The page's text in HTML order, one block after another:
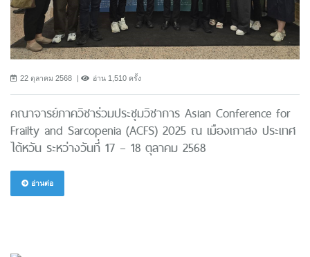
22 ตุลาคม 2568 อ่าน 1,510 ครั้ง
คณาจารย์ภาควิชาร่วมประชุมวิชาการ Asian Conference for
Frailty and Sarcopenia (ACFS) 2025 ณ เมืองเกาสง ประเทศ
ไต้หวัน ระหว่างวันที่ 17 – 18 ตุลาคม 2568
อ่านต่อ